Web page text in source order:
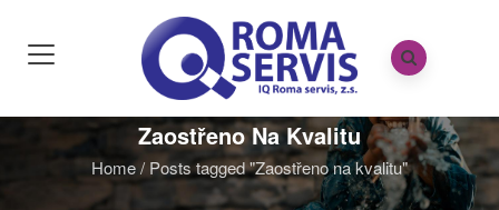
Zaostřeno Na Kvalitu
Home/ Posts tagged "Zaostřeno na kvalitu"